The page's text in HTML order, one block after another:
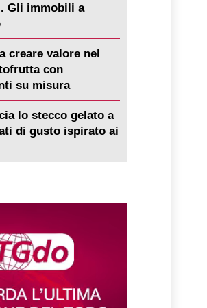
Gli immobili a
creare valore nel
con
su misura
lo stecco gelato a
di gusto ispirato ai